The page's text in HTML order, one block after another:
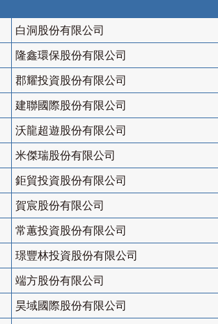
白洞股份有限公司
隆鑫環保股份有限公司
郡耀投資股份有限公司
建聯國際股份有限公司
沃龍超遊股份有限公司
米傑瑞股份有限公司
鉅貿投資股份有限公司
賀宸股份有限公司
常蕙投資股份有限公司
璟豐林投資股份有限公司
端方股份有限公司
昊域國際股份有限公司